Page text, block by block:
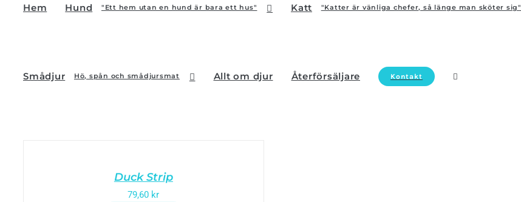
Hem Hund "Ett hem utan en hund är bara ett hus" Katt "Katter är vänliga chefer, så länge man sköter sig"
Smådjur Hö, spån och smådjursmat Allt om djur Återförsäljare Kontakt
Duck Strip
79,60 kr